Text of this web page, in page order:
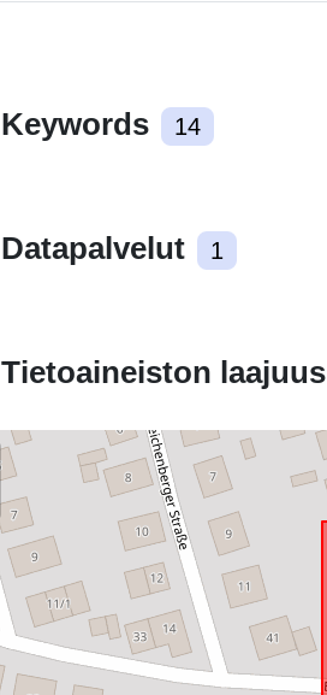
Keywords 14
Datapalvelut 1
Tietoaineiston laajuus